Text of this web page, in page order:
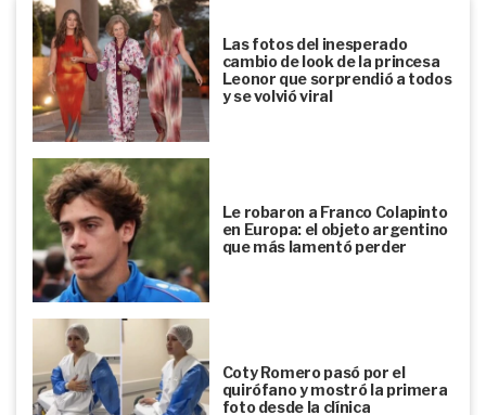
Las fotos del inesperado
cambio de look de la princesa
Leonor que sorprendió a todos
y se volvió viral
Le robaron a Franco Colapinto
en Europa: el objeto argentino
que más lamentó perder
Coty Romero pasó por el
quirófano y mostró la primera
foto desde la clínica